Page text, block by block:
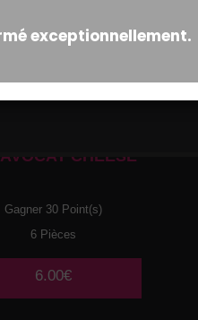
AVOCAT CHEESE
Gagner 30 Point(s)
6 Pièces
6.00€